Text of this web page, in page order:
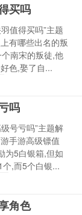
买吗
值得买吗”主题
有哪些出名的叛
南宋的叛徒,他
色,娶了自...
吗
号亏吗”主题解
手游高级镖值
为5白银箱,但如
,而5个白银...
角色